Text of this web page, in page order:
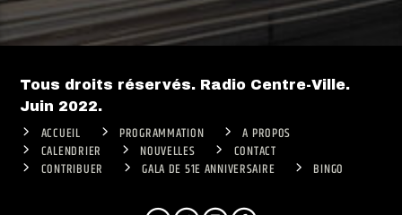
Tous droits réservés. Radio Centre-Ville.
Juin 2022.
ACCUEIL PROGRAMMATION
A PROPOS
CALENDRIER
NOUVELLES
CONTACT
CONTRIBUER
GALA DE 51E ANNIVERSAIRE BINGO